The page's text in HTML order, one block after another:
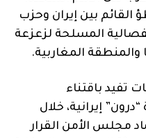
القائم بين إيران وحزب
المسلحة لزعزعة
المغاربية.
تفيد باقتناء
إيرانية، خلال
مجلس الأمن القرار